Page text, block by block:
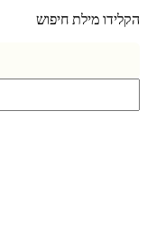
מילת חיפוש